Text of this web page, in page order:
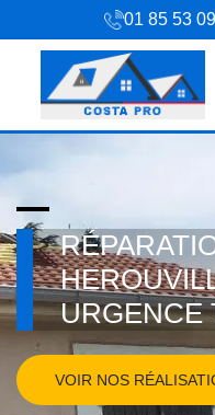
01 85 53
URGENCE
VOIR NOS